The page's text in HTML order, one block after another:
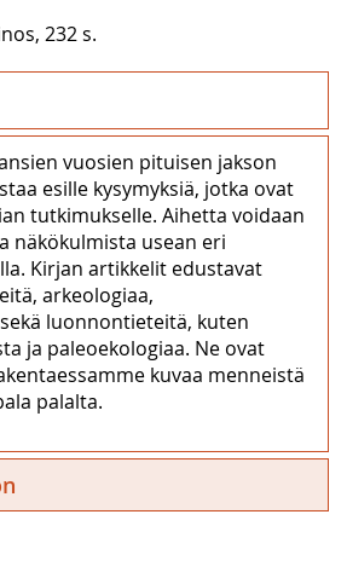
232 s.
vuosien pituisen jakson
esille kysymyksiä, jotka ovat
tutkimukselle. Aihetta voidaan
näkökulmista usean eri
Kirjan artikkelit edustavat
arkeologiaa,
luonnontieteitä, kuten
ja paleoekologiaa. Ne ovat
kuvaa menneistä
palalta.